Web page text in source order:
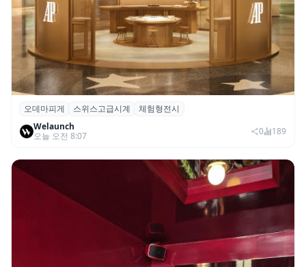
오데마 피게, 부산 신세계 센텀시티서 체험
형 전시 ‘시간을 빚다’ 개최
오데마피게 스위스고급시계
체험형전시
Welaunch
오늘 오전 8:07
0 189